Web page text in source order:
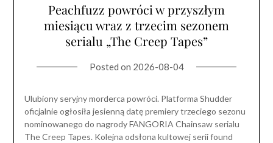
Peachfuzz powróci w przyszłym
miesiącu wraz z trzecim sezonem
serialu „The Creep Tapes”
Posted on 2026-08-04
Ulubiony seryjny morderca powróci. Platforma Shudder
oficjalnie ogłosiła jesienną datę premiery trzeciego sezonu
nominowanego do nagrody FANGORIA Chainsaw serialu
The Creep Tapes. Kolejna odsłona kultowej serii found